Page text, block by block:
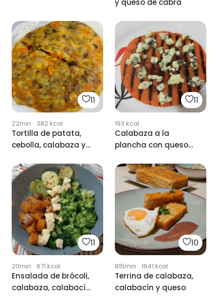
11
22min · 382kcal
Tortilla de patata,
cebolla, calabaza y
11
193 kcal
Calabaza a la
plancha con queso
11
20min · 671 kcal
Ensalada de brócoli,
calabaza, calabacín
10
815min · 1641 kcal
Terrina de calabaza,
calabacín y queso